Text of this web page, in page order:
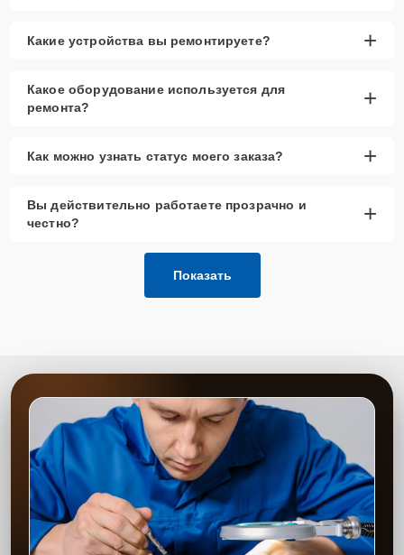
Какие устройства вы ремонтируете? +
Какое оборудование используется для
ремонта?
+
Как можно узнать статус моего заказа? +
Вы действительно работаете прозрачно и
честно?
+
Показать